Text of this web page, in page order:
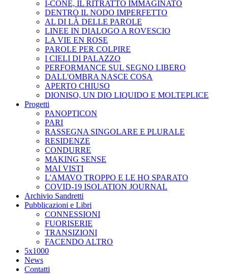
I-CONE, IL RITRATTO IMMAGINATO
DENTRO IL NODO IMPERFETTO
AL DI LÀ DELLE PAROLE
LINEE IN DIALOGO A ROVESCIO
LA VIE EN ROSE
PAROLE PER COLPIRE
I CIELI DI PALAZZO
PERFORMANCE SUL SEGNO LIBERO
DALL'OMBRA NASCE COSA
APERTO CHIUSO
DIONISO, UN DIO LIQUIDO E MOLTEPLICE
Progetti
PANOPTICON
PARI
RASSEGNA SINGOLARE E PLURALE
RESIDENZE
CONDURRE
MAKING SENSE
MAI VISTI
L'AMAVO TROPPO E LE HO SPARATO
COVID-19 ISOLATION JOURNAL
Archivio Sandretti
Pubblicazioni e Libri
CONNESSIONI
FUORISERIE
TRANSIZIONI
FACENDO ALTRO
5x1000
News
Contatti